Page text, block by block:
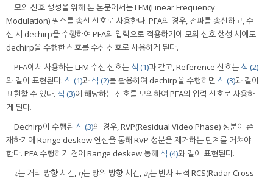
모의 신호 생성을 위해 본 논문에서는 LFM(Linear Frequency
Modulation) 펄스를 송신 신호로 사용한다. PFA의 경우, 전파를 송신하고, 수
신 시 dechirp을 수행하여 PFA의 입력으로 적용하기에 모의 신호 생성 시에도
dechirp을 수행한 신호를 수신 신호로 사용하게 된다.
PFA에서 사용하는 LFM 수신 신호는 식 (1)과 같고, Reference 신호는 식 (2)
와 같이 표현된다. 식 (1)과 식 (2)를 활용하여 dechirp을 수행하면 식 (3)과 같이
표현할 수 있다. 식 (3)에 해당하는 신호를 모의하여 PFA의 입력 신호로 사용하
게 된다.
Dechirp이 수행된 식 (3)의 경우, RVP(Residual Video Phase) 성분이 존
재하기에 Range deskew 연산을 통해 RVP 성분을 제거하는 단계를 거쳐야
한다. PFA 수행하기 전에 Range deskew 통해 식 (4)와 같이 표현된다.
τ는 거리 방향 시간, η는 방위 방향 시간, at는 반사 표적 RCS(Radar Cross